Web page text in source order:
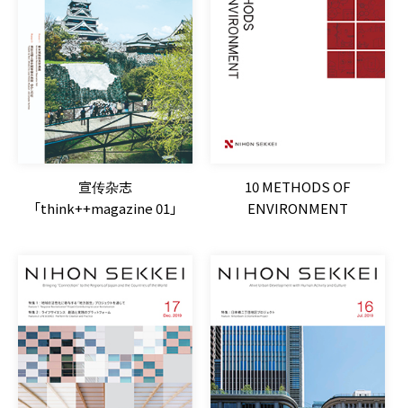
宣传杂志
「think++magazine 01」
10 METHODS OF
ENVIRONMENT